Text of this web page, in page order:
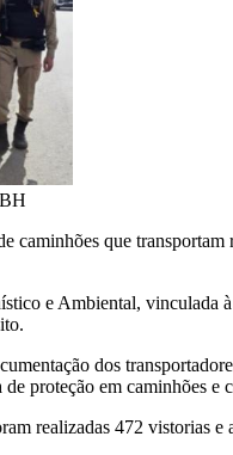
que
e Ambiental,
dos
proteção em caminhões
realizadas 472 vistorias